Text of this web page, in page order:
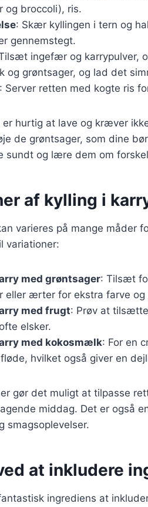
og broccoli), ris.
: Skær kyllingen i tern og
gennemstegt.
ingefær og karrypulver,
og grøntsager, og lad det
: Server retten med kogte ris
er hurtig at lave og kræver
de grøntsager, som dine
sundt og lære dem om
af kylling i
varieres på mange måder
variationer:
med grøntsager: Tilsæt
eller ærter for ekstra farve
med frugt: Prøv at
elsker.
med kokosmælk: For en
hvilket også giver en
gør det muligt at tilpasse
middag. Det er også
smagsoplevelser.
at inkludere
ingrediens at